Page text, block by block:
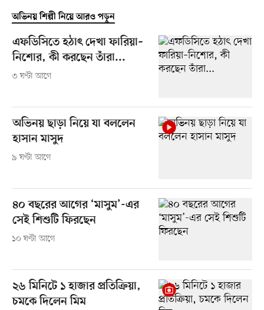
অভিনয় শিল্পী নিয়ে আরও পড়ুন
এফডিসিতে হঠাৎ দেখা ফারিয়া–
নিশোর, কী করছেন তাঁরা...
৩ ঘণ্টা আগে
অভিনয় ছাড়া নিয়ে যা বললেন
হাসান মাসুদ
৯ ঘণ্টা আগে
৪০ বছরের আগের ‘মাসুম’-এর
সেই শিশুটি ফিরছেন
১০ ঘণ্টা আগে
২৬ মিনিটে ১ হাজার প্রতিক্রিয়া,
চমকে দিলেন মিম